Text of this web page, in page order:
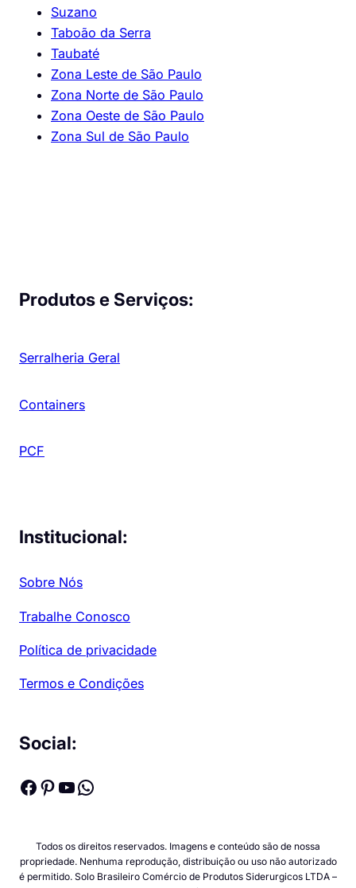
Suzano
Taboão da Serra
Taubaté
Zona Leste de São Paulo
Zona Norte de São Paulo
Zona Oeste de São Paulo
Zona Sul de São Paulo
Produtos e Serviços:
Serralheria Geral
Containers
PCF
Institucional:
Sobre Nós
Trabalhe Conosco
Política de privacidade
Termos e Condições
Social:
Facebook Pinterest Youtube WhatsApp
Todos os direitos reservados. Imagens e conteúdo são de nossa
propriedade. Nenhuma reprodução, distribuição ou uso não autorizado
é permitido. Solo Brasileiro Comércio de Produtos Siderurgicos LTDA –